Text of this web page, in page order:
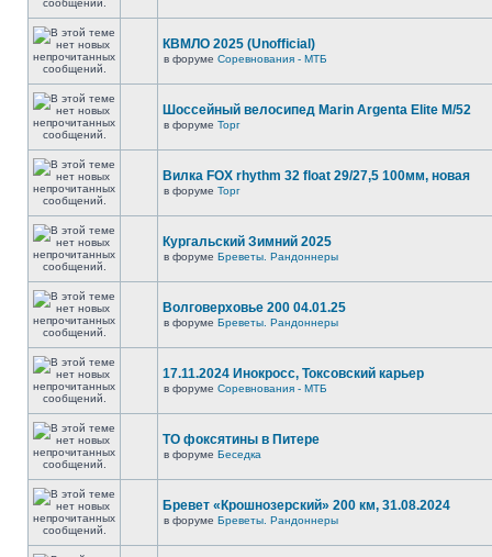
КВМЛО 2025 (Unofficial)
в форуме Соревнования - МТБ
Шоссейный велосипед Marin Argenta Elite M/52
в форуме Торг
Вилка FOX rhythm 32 float 29/27,5 100мм, новая
в форуме Торг
Кургальский Зимний 2025
в форуме Бреветы. Рандоннеры
Волговерховье 200 04.01.25
в форуме Бреветы. Рандоннеры
17.11.2024 Инокросс, Токсовский карьер
в форуме Соревнования - МТБ
ТО фоксятины в Питере
в форуме Беседка
Бревет «Крошнозерский» 200 км, 31.08.2024
в форуме Бреветы. Рандоннеры